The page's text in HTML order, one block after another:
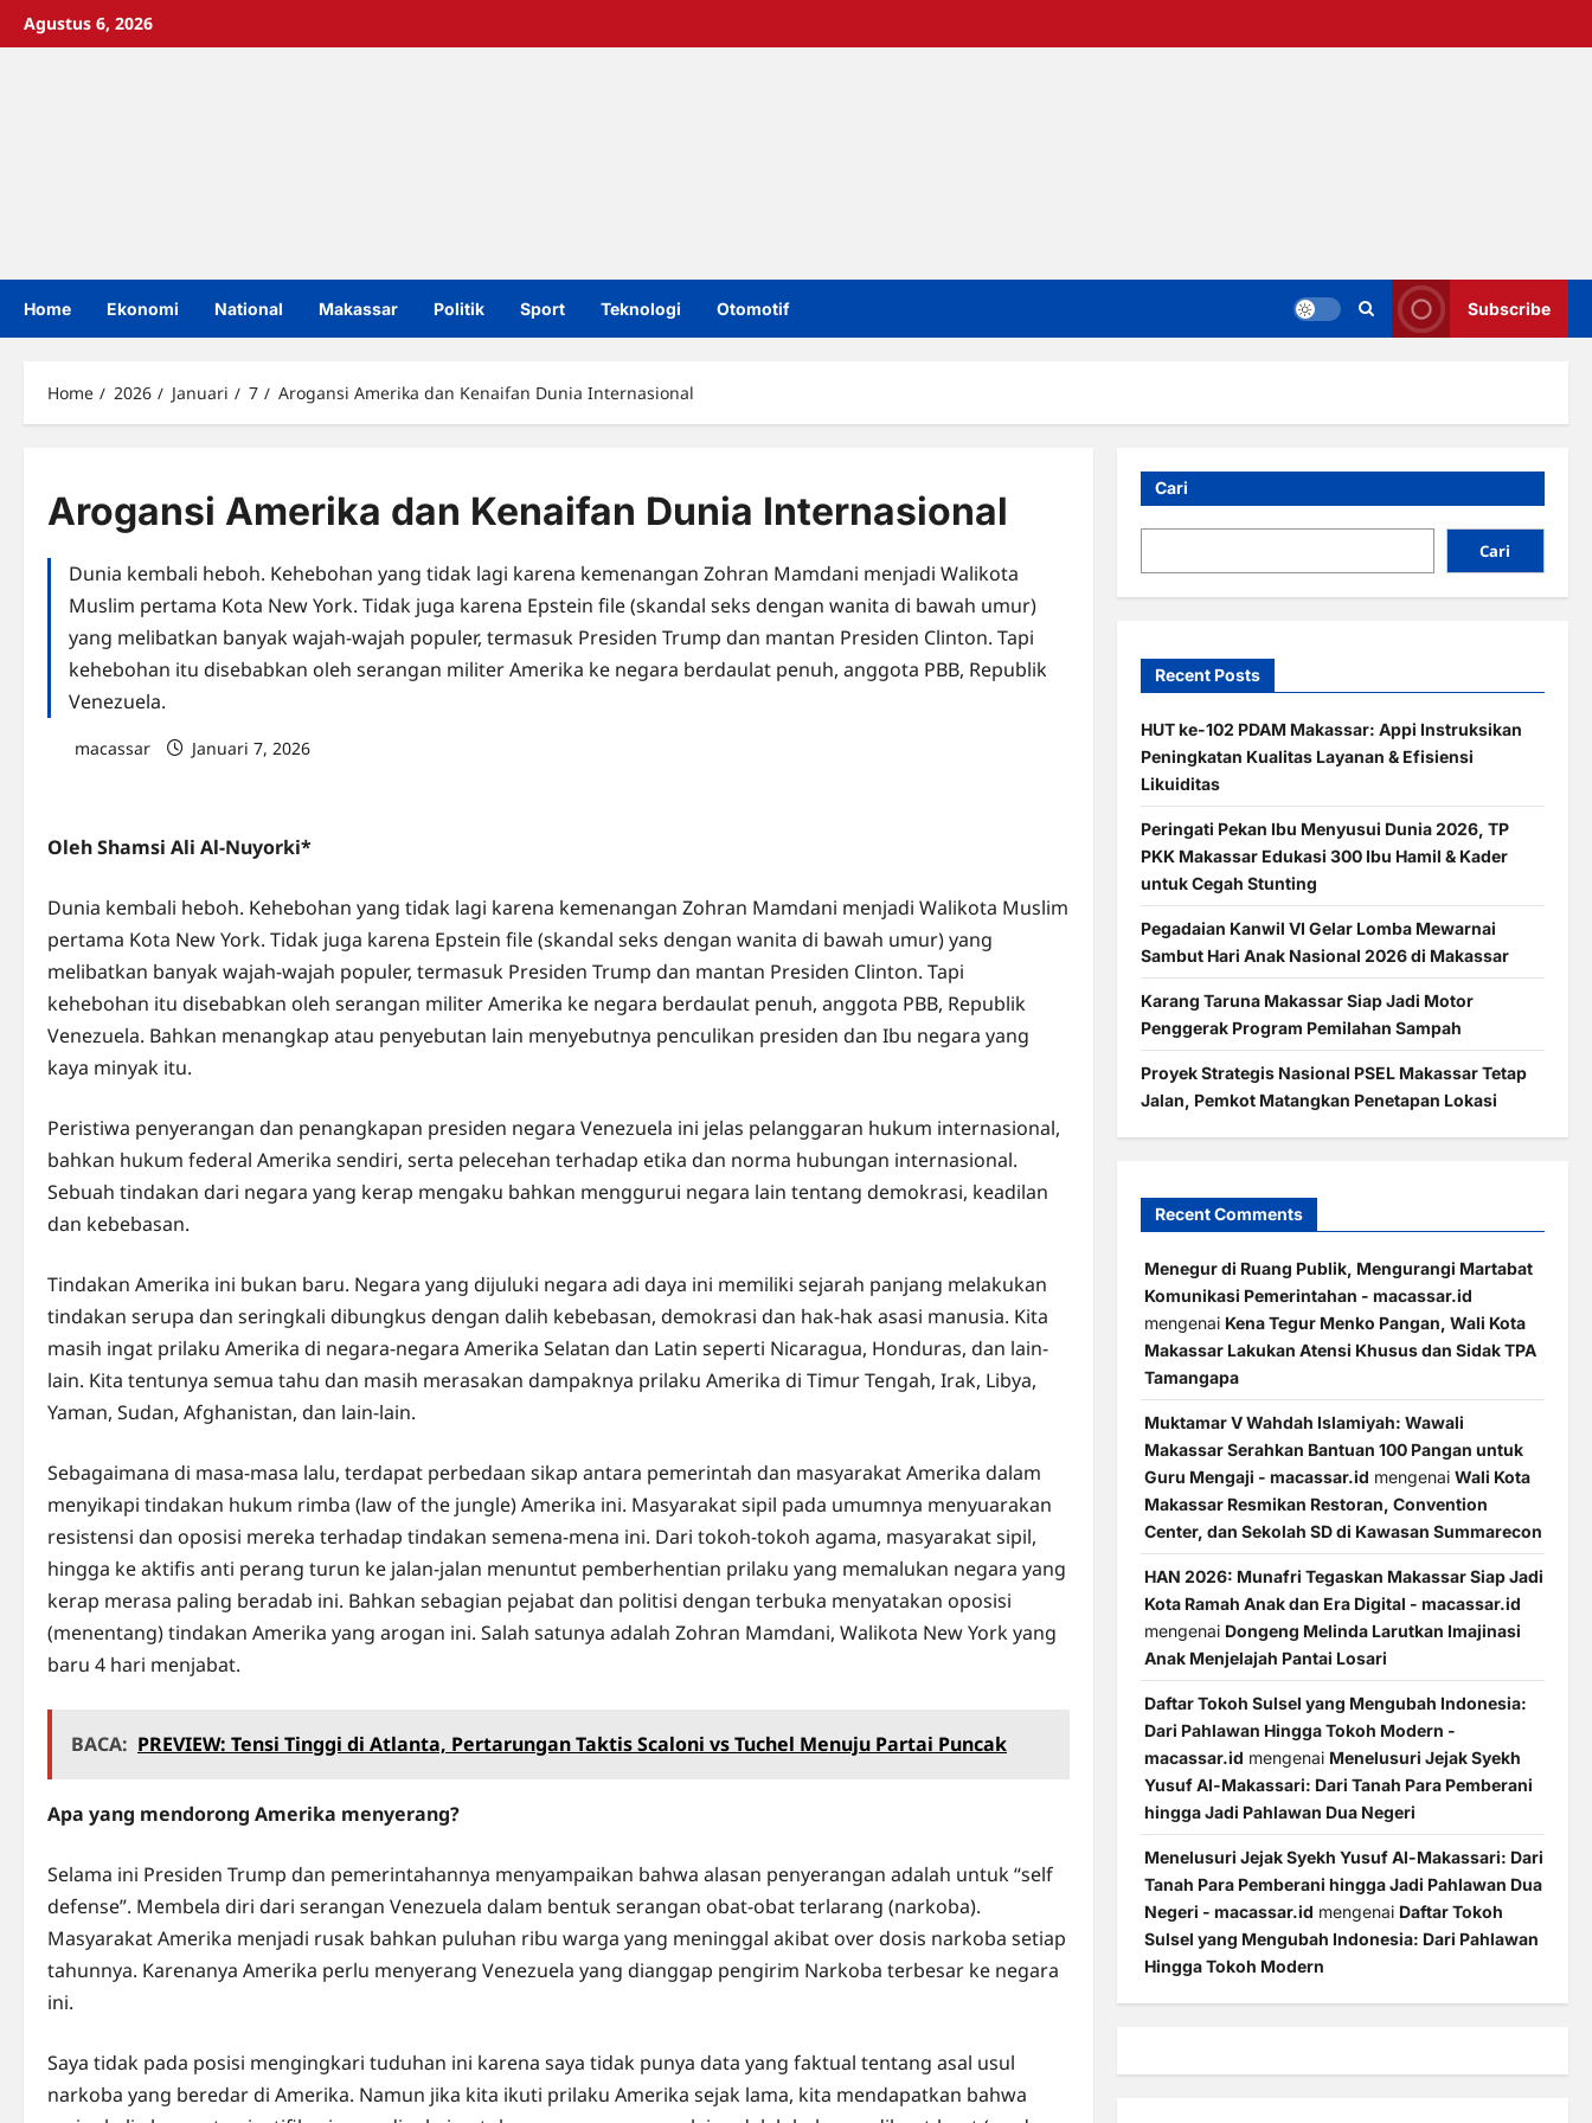
SkipAgustus 6, 2026
Home Ekonomi National Makassar Politik Sport Teknologi Otomotif Subscribe
Home 2026 Januari 7 Arogansi Amerika dan Kenaifan Dunia Internasional
Arogansi Amerika dan Kenaifan Dunia Internasional
Dunia kembali heboh. Kehebohan yang tidak lagi karena kemenangan Zohran Mamdani menjadi Walikota
Muslim pertama Kota New York. Tidak juga karena Epstein file (skandal seks dengan wanita di bawah umur)
yang melibatkan banyak wajah-wajah populer, termasuk Presiden Trump dan mantan Presiden Clinton. Tapi
kehebohan itu disebabkan oleh serangan militer Amerika ke negara berdaulat penuh, anggota PBB, Republik
Venezuela.
macassar Januari 7, 2026
Oleh Shamsi Ali Al-Nuyorki*
Dunia kembali heboh. Kehebohan yang tidak lagi karena kemenangan Zohran Mamdani menjadi Walikota Muslim
pertama Kota New York. Tidak juga karena Epstein file (skandal seks dengan wanita di bawah umur) yang
melibatkan banyak wajah-wajah populer, termasuk Presiden Trump dan mantan Presiden Clinton. Tapi
kehebohan itu disebabkan oleh serangan militer Amerika ke negara berdaulat penuh, anggota PBB, Republik
Venezuela. Bahkan menangkap atau penyebutan lain menyebutnya penculikan presiden dan Ibu negara yang
kaya minyak itu.
Peristiwa penyerangan dan penangkapan presiden negara Venezuela ini jelas pelanggaran hukum internasional,
bahkan hukum federal Amerika sendiri, serta pelecehan terhadap etika dan norma hubungan internasional.
Sebuah tindakan dari negara yang kerap mengaku bahkan menggurui negara lain tentang demokrasi, keadilan
dan kebebasan.
Tindakan Amerika ini bukan baru. Negara yang dijuluki negara adi daya ini memiliki sejarah panjang melakukan
tindakan serupa dan seringkali dibungkus dengan dalih kebebasan, demokrasi dan hak-hak asasi manusia. Kita
masih ingat prilaku Amerika di negara-negara Amerika Selatan dan Latin seperti Nicaragua, Honduras, dan lain-
lain. Kita tentunya semua tahu dan masih merasakan dampaknya prilaku Amerika di Timur Tengah, Irak, Libya,
Yaman, Sudan, Afghanistan, dan lain-lain.
Sebagaimana di masa-masa lalu, terdapat perbedaan sikap antara pemerintah dan masyarakat Amerika dalam
menyikapi tindakan hukum rimba (law of the jungle) Amerika ini. Masyarakat sipil pada umumnya menyuarakan
resistensi dan oposisi mereka terhadap tindakan semena-mena ini. Dari tokoh-tokoh agama, masyarakat sipil,
hingga ke aktifis anti perang turun ke jalan-jalan menuntut pemberhentian prilaku yang memalukan negara yang
kerap merasa paling beradab ini. Bahkan sebagian pejabat dan politisi dengan terbuka menyatakan oposisi
(menentang) tindakan Amerika yang arogan ini. Salah satunya adalah Zohran Mamdani, Walikota New York yang
baru 4 hari menjabat.
BACA: PREVIEW: Tensi Tinggi di Atlanta, Pertarungan Taktis Scaloni vs Tuchel Menuju Partai Puncak
Apa yang mendorong Amerika menyerang?
Selama ini Presiden Trump dan pemerintahannya menyampaikan bahwa alasan penyerangan adalah untuk “self
defense”. Membela diri dari serangan Venezuela dalam bentuk serangan obat-obat terlarang (narkoba).
Masyarakat Amerika menjadi rusak bahkan puluhan ribu warga yang meninggal akibat over dosis narkoba setiap
tahunnya. Karenanya Amerika perlu menyerang Venezuela yang dianggap pengirim Narkoba terbesar ke negara
ini.
Saya tidak pada posisi mengingkari tuduhan ini karena saya tidak punya data yang faktual tentang asal usul
narkoba yang beredar di Amerika. Namun jika kita ikuti prilaku Amerika sejak lama, kita mendapatkan bahwa
Cari
Cari
Recent Posts
HUT ke-102 PDAM Makassar: Appi Instruksikan
Peningkatan Kualitas Layanan & Efisiensi
Likuiditas
Peringati Pekan Ibu Menyusui Dunia 2026, TP
PKK Makassar Edukasi 300 Ibu Hamil & Kader
untuk Cegah Stunting
Pegadaian Kanwil VI Gelar Lomba Mewarnai
Sambut Hari Anak Nasional 2026 di Makassar
Karang Taruna Makassar Siap Jadi Motor
Penggerak Program Pemilahan Sampah
Proyek Strategis Nasional PSEL Makassar Tetap
Jalan, Pemkot Matangkan Penetapan Lokasi
Recent Comments
Menegur di Ruang Publik, Mengurangi Martabat
Komunikasi Pemerintahan - macassar.id
mengenai Kena Tegur Menko Pangan, Wali Kota
Makassar Lakukan Atensi Khusus dan Sidak TPA
Tamangapa
Muktamar V Wahdah Islamiyah: Wawali
Makassar Serahkan Bantuan 100 Pangan untuk
Guru Mengaji - macassar.id mengenai Wali Kota
Makassar Resmikan Restoran, Convention
Center, dan Sekolah SD di Kawasan Summarecon
HAN 2026: Munafri Tegaskan Makassar Siap Jadi
Kota Ramah Anak dan Era Digital - macassar.id
mengenai Dongeng Melinda Larutkan Imajinasi
Anak Menjelajah Pantai Losari
Daftar Tokoh Sulsel yang Mengubah Indonesia:
Dari Pahlawan Hingga Tokoh Modern -
macassar.id mengenai Menelusuri Jejak Syekh
Yusuf Al-Makassari: Dari Tanah Para Pemberani
hingga Jadi Pahlawan Dua Negeri
Menelusuri Jejak Syekh Yusuf Al-Makassari: Dari
Tanah Para Pemberani hingga Jadi Pahlawan Dua
Negeri - macassar.id mengenai Daftar Tokoh
Sulsel yang Mengubah Indonesia: Dari Pahlawan
Hingga Tokoh Modern